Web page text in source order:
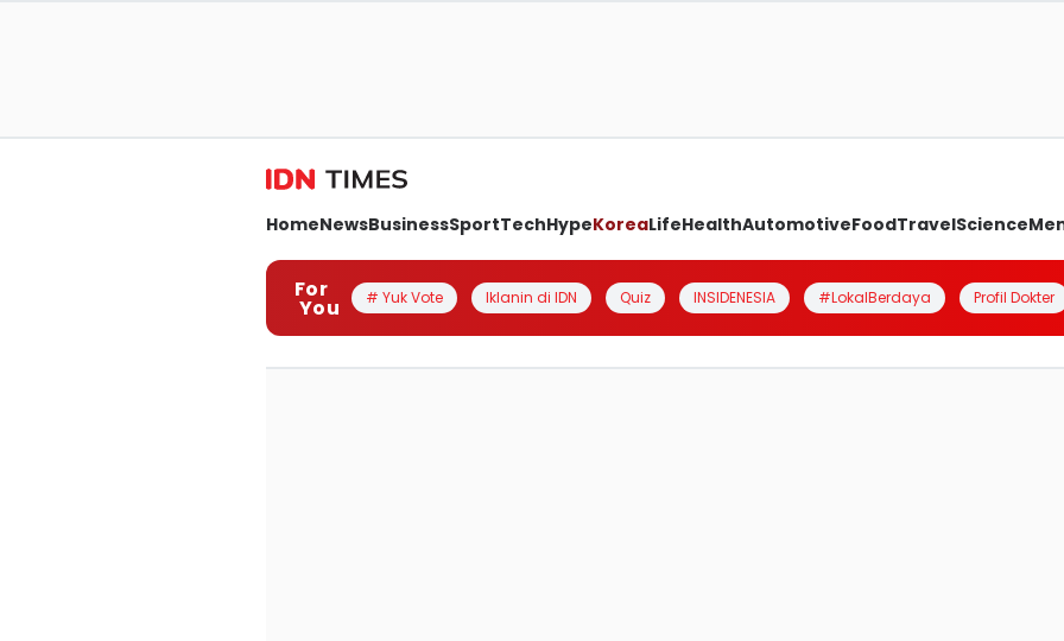
HomeNewsBusinessSportTechHypeKoreaLifeHealthAutomotiveFoodTravelScience
For
You # Yuk Vote Iklanin di IDN Quiz INSIDENESIA #LokalBerdaya Profil Dokter